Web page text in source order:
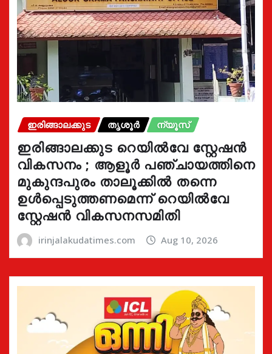
ഇരിങ്ങാലക്കുട തൃശൂർ ന്യൂസ്
ഇരിങ്ങാലക്കുട റെയിൽവേ സ്റ്റേഷൻ
വികസനം ; ആളൂർ പഞ്ചായത്തിനെ
മുകുന്ദപുരം താലൂക്കിൽ തന്നെ
ഉൾപ്പെടുത്തണമെന്ന് റെയിൽവേ
സ്റ്റേഷൻ വികസനസമിതി
irinjalakudatimes.com Aug 10, 2026